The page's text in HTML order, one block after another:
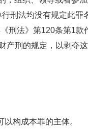
刑法均没有规定此罪
刑法》第120条第1款
产刑的规定，以剥夺
构成本罪的主体。